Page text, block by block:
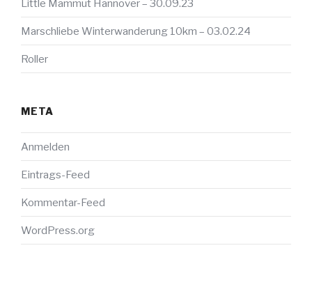
Little Mammut Hannover – 30.09.23
Marschliebe Winterwanderung 10km – 03.02.24
Roller
META
Anmelden
Eintrags-Feed
Kommentar-Feed
WordPress.org